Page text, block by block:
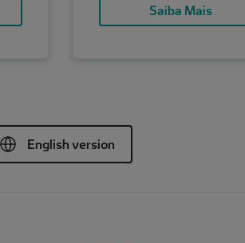
Saiba Mais
English version